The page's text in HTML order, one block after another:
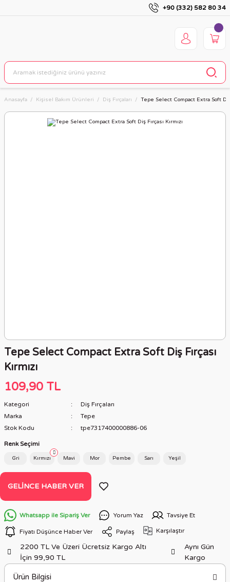
+90 (332) 582 80 34
Anasayfa Kişisel Bakım Ürünleri Diş Fırçaları Tepe Select Compact Extra Soft Diş
Tepe Select Compact Extra Soft Diş Fırçası
Kırmızı
109,90 TL
Kategori
Diş Fırçaları
Marka
Tepe
Stok Kodu
tpe7317400000886-06
Renk Seçimi
Gri Kırmızı Mavi Mor Pembe Sarı Yeşil
GELINCE HABER VER
Whatsapp ile Sipariş Ver Yorum Yaz Tavsiye Et
Fiyatı Düşünce Haber Ver Paylaş Karşılaştır
2200 TL Ve Üzeri Ücretsiz Kargo Altı
İçin 99,90 TL
Aynı Gün
Kargo
Ürün Bilgisi